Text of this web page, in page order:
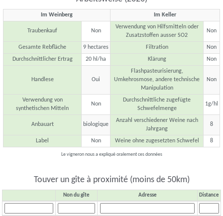
Im Weinberg Im Keller
Traubenkauf Non
Verwendung von Hilfsmitteln oder
Zusatzstoffen ausser SO2
Non
Gesamte Rebfläche 9 hectares Filtration
Non
Durchschnittlicher Ertrag
20 hl/ha Klärung Non
Handlese Oui
Flashpasteurisierung,
Umkehrosmose, andere technische
Manipulation
Non
Verwendung von
synthetischen Mitteln
Non
Durchschnittliche zugefügte
Schwefelmenge
1g/hl
Anbauart biologique
Anzahl verschiedener Weine nach
Jahrgang
8
Label Non Weine ohne zugesetzten Schwefel 8
Le vigneron nous a expliqué oralement ces données
Touver un gîte à proximité (moins de 50km)
Non du gîte Adresse Distance